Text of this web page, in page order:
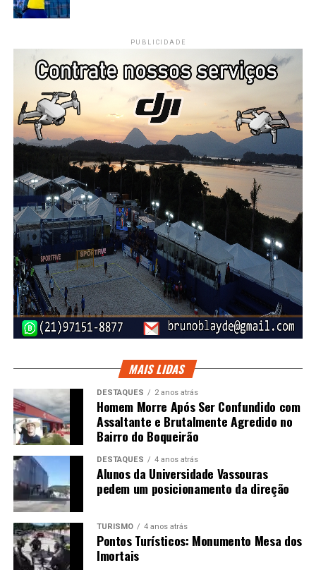
PUBLICIDADE
MAIS LIDAS
DESTAQUES 2 anos atrás
Homem Morre Após Ser Confundido com
Assaltante e Brutalmente Agredido no
Bairro do Boqueirão
DESTAQUES 4 anos atrás
Alunos da Universidade Vassouras
pedem um posicionamento da direção
TURISMO 4 anos atrás
Pontos Turísticos: Monumento Mesa dos
Imortais